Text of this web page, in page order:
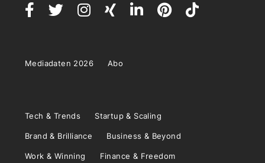
Mediadaten 2026 Abo
Tech & Trends Startup & Scaling
Brand & Brilliance Business & Beyond
Work & Winning Finance & Freedom